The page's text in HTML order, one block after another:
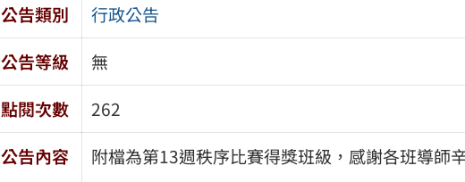
公告類別
行政公告
公告等級
無
點閱次數
262
公告內容
附檔為第13週秩序比賽得獎班級，感謝各班導師